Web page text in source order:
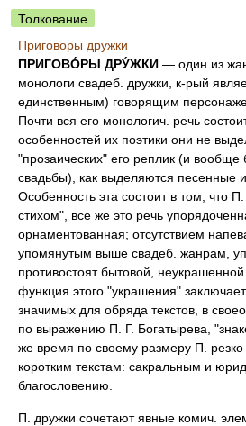
Толкование
Приговоры дружки
ПРИГОВО́РЫ ДРУ́ЖКИ — один из
монологи свадеб. дружки, к-рый
единственным) говорящим
Почти вся его монологич. речь
особенностей их поэтики они не
"прозаических" его реплик (и вообще
свадьбы), как выделяются песенные
Особенность эта состоит в том, что
стихом", все же это речь
орнаментованная; отсутствием
упомянутым выше свадеб. жанрам,
противостоят бытовой,
функция этого "украшения"
значимых для обряда текстов, в
по выражению П. Г. Богатырева,
же время по своему размеру П.
коротким текстам: сакральным и
благословению.
П. дружки сочетают явные комич.